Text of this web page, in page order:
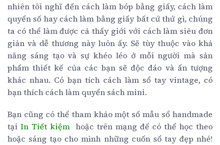
nhiên tôi nghĩ đến cách làm bóp bằng giấy, cách làm
quyển số hay cách làm bằng giấy bất cứ thứ gì, chúng
ta có thể làm được cả thấy giới với cách làm siêu đơn
giản và dễ thương này luôn ấy. Sẽ tùy thuộc vào khả
năng sáng tạo và sự khéo léo ở mỗi người mà sản
phẩm thiết kế của các bạn sẽ độc đáo và ấn tượng
khác nhau. Có bạn tích cách làm sổ tay vintage, có
bạn thích cách làm quyển sách mini.
Bạn cũng có thể tham khảo một số mẫu sổ handmade
tại In Tiết kiệm hoặc trên mạng để có thể học theo
hoặc sáng tạo cho mình những cuốn sổ tay đẹp nhé!